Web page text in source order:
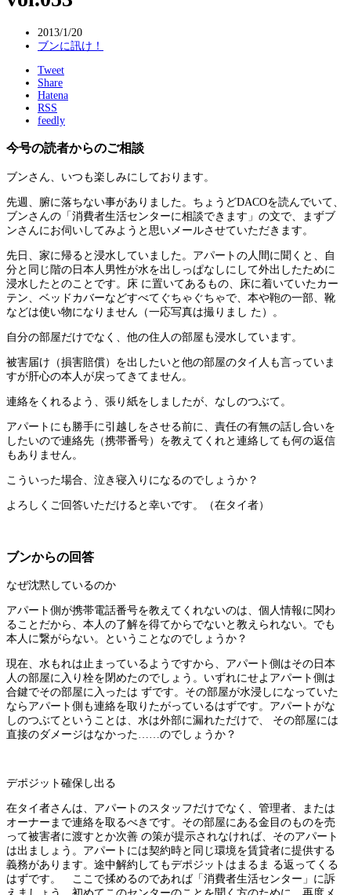
2013/1/20
ブンに訊け！
Tweet
Share
Hatena
RSS
feedly
今号の読者からのご相談
ブンさん、いつも楽しみにしております。
先週、腑に落ちない事がありました。ちょうどDACOを読んでいて、
ブンさんの「消費者生活センターに相談できます」の文で、まずブ
ンさんにお伺いしてみようと思いメールさせていただきます。
先日、家に帰ると浸水していました。アパートの人間に聞くと、自
分と同じ階の日本人男性が水を出しっぱなしにして外出したために
浸水したとのことです。床 に置いてあるもの、床に着いていたカー
テン、ベッドカバーなどすべてぐちゃぐちゃで、本や鞄の一部、靴
などは使い物になりません（一応写真は撮りまし た）。
自分の部屋だけでなく、他の住人の部屋も浸水しています。
被害届け（損害賠償）を出したいと他の部屋のタイ人も言っていま
すが肝心の本人が戻ってきてません。
連絡をくれるよう、張り紙をしましたが、なしのつぶて。
アパートにも勝手に引越しをさせる前に、責任の有無の話し合いを
したいので連絡先（携帯番号）を教えてくれと連絡しても何の返信
もありません。
こういった場合、泣き寝入りになるのでしょうか？
よろしくご回答いただけると幸いです。（在タイ者）
ブンからの回答
なぜ沈黙しているのか
アパート側が携帯電話番号を教えてくれないのは、個人情報に関わ
ることだから、本人の了解を得てからでないと教えられない。でも
本人に繋がらない。ということなのでしょうか？
現在、水もれは止まっているようですから、アパート側はその日本
人の部屋に入り栓を閉めたのでしょう。いずれにせよアパート側は
合鍵でその部屋に入ったは ずです。その部屋が水浸しになっていた
ならアパート側も連絡を取りたがっているはずです。アパートがな
しのつぶてということは、水は外部に漏れただけで、 その部屋には
直接のダメージはなかった……のでしょうか？
デポジット確保し出る
在タイ者さんは、アパートのスタッフだけでなく、管理者、または
オーナーまで連絡を取るべきです。その部屋にある金目のものを売
って被害者に渡すとか次善 の策が提示されなければ、そのアパート
は出ましょう。アパートには契約時と同じ環境を賃貸者に提供する
義務があります。途中解約してもデポジットはまるま る返ってくる
はずです。 ここで揉めるのであれば「消費者生活センター」に訴